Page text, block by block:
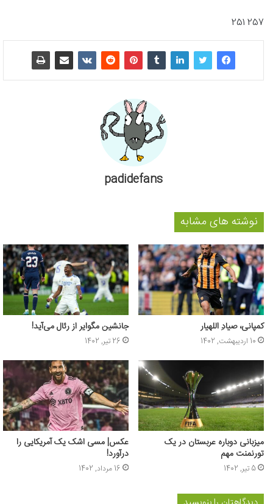
257 251
padidefans
نوشته های مشابه
کمپانی، صیادِ اللهیار
10 اردیبهشت, 1402
جانشین مگوایر از رئال می‌آید!
26 تیر, 1402
میزبانی دوباره عربستان در یک
تورنمنت مهم
5 تیر, 1402
عکس‌| مسی اشک یک آمریکایی را
درآورد!
16 مرداد, 1402